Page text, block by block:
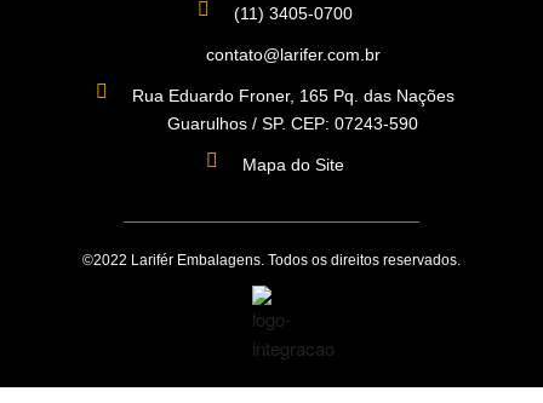
(11) 3405-0700
contato@larifer.com.br
Rua Eduardo Froner, 165 Pq. das Nações
Guarulhos / SP. CEP: 07243-590
Mapa do Site
©2022 Larifér Embalagens. Todos os direitos reservados.